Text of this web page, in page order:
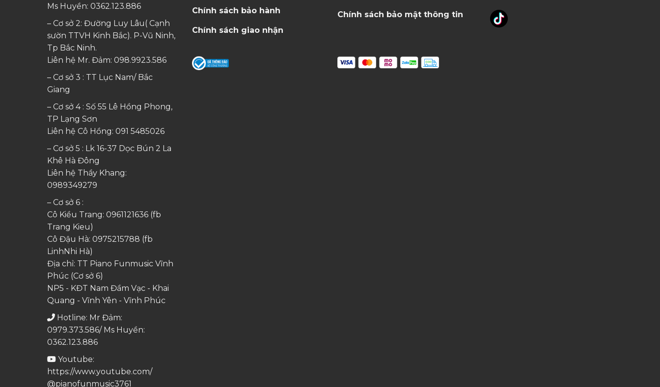
Ms Huyền: 0362.123.886
– Cơ sở 2: Đường Luy Lâu( Cạnh
sườn TTVH Kinh Bắc). P-Vũ Ninh,
Tp Bắc Ninh.
Liên hệ Mr. Đảm: 098.9923.586
– Cơ sở 3 : TT Lục Nam/ Bắc
Giang
– Cơ sở 4 : Số 55 Lê Hồng Phong,
TP Lạng Sơn
Liên hệ Cô Hồng: 091 5485026
– Cơ sở 5 : Lk 16-37 Dọc Bún 2 La
Khê Hà Đông
Liên hệ Thầy Khang:
0989349279
– Cơ sở 6 :
Cô Kiều Trang: 0961121636(fb
Trang Kieu)
Cô Đậu Hà: 0975215788 (fb
LinhNhi Hà)
Địa chỉ: TT Piano Funmusic Vĩnh
Phúc (Cơ sở 6)
NP5 - KĐT Nam Đầm Vạc - Khai
Quang - Vĩnh Yên - Vĩnh Phúc
Hotline: Mr Đảm:
0979.373.586/ Ms Huyền:
0362.123.886
Youtube:
https://www.youtube.com/
@pianofunmusic3761
Chính sách bảo hành
Chính sách giao nhận
Chính sách bảo mật thông tin